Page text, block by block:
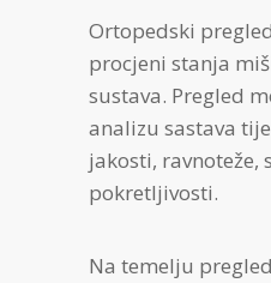
Ortopedski
procjeni stanja
sustava. Pregled
analizu sastava
jakosti, ravnoteže,
pokretljivosti.
Na temelju